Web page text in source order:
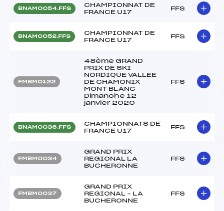
BNAM0054.FFS
CHAMPIONNAT DE
FRANCE U17
FFS
BNAM0052.FFS
CHAMPIONNAT DE
FRANCE U17
FFS
FMBM0122
48ème GRAND
PRIX DE SKI
NORDIQUE VALLEE
DE CHAMONIX
MONT BLANC
Dimanche 12
janvier 2020
FFS
BNAM0036.FFS
CHAMPIONNATS DE
FRANCE U17
FFS
FMBM0034
GRAND PRIX
REGIONAL LA
BUCHERONNE
FFS
FMBM0037
GRAND PRIX
REGIONAL – LA
BUCHERONNE
FFS